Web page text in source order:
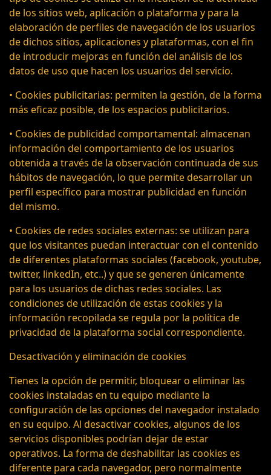
de los sitios web, aplicación o plataforma y para la
elaboración de perfiles de navegación de los usuarios
de dichos sitios, aplicaciones y plataformas, con el fin
de introducir mejoras en función del análisis de los
datos de uso que hacen los usuarios del servicio.
• Cookies publicitarias: permiten la gestión, de la forma
más eficaz posible, de los espacios publicitarios.
• Cookies de publicidad comportamental: almacenan
información del comportamiento de los usuarios
obtenida a través de la observación continuada de sus
hábitos de navegación, lo que permite desarrollar un
perfil específico para mostrar publicidad en función
del mismo.
• Cookies de redes sociales externas: se utilizan para
que los visitantes puedan interactuar con el contenido
de diferentes plataformas sociales (facebook, youtube,
twitter, linkedIn, etc..) y que se generen únicamente
para los usuarios de dichas redes sociales. Las
condiciones de utilización de estas cookies y la
información recopilada se regula por la política de
privacidad de la plataforma social correspondiente.
Desactivación y eliminación de cookies
Tienes la opción de permitir, bloquear o eliminar las
cookies instaladas en tu equipo mediante la
configuración de las opciones del navegador instalado
en su equipo. Al desactivar cookies, algunos de los
servicios disponibles podrían dejar de estar
operativos. La forma de deshabilitar las cookies es
diferente para cada navegador, pero normalmente